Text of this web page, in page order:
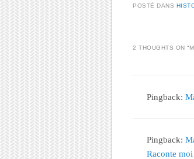
POSTÉ DANS
2 THOUGHTS ON “
Pingback:
Pingback:
Raconte